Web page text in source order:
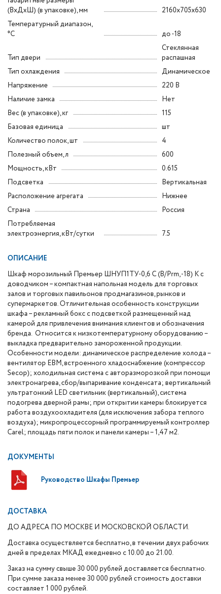
(ВxДxШ) (в упаковке), мм
2160x705x630
Температурный диапазон,
°C
до -18
Тип двери
Стеклянная
распашная
Тип охлаждения
Динамическое
Напряжение
220 В
Наличие замка
Нет
Вес (в упаковке), кг
115
Базовая единица
шт
Количество полок, шт
4
Полезный объем, л
600
Мощность, кВт
0.615
Подсветка
Вертикальная
Расположение агрегата
Нижнее
Страна
Россия
Потребляемая
электроэнергия, кВт/сутки
7.5
ОПИСАНИЕ
Шкаф морозильный Премьер ШНУП1ТУ-0,6 С (В/Prm, -18) К с
доводчиком – компактная напольная модель для торговых
залов и торговых павильонов продмагазинов, рынков и
супермаркетов. Отличительная особенность конструкции
шкафа – рекламный бокс с подсветкой размещенный над
камерой для привлечения внимания клиентов и обозначения
бренда. Относится к низкотемпературному оборудованию –
выкладка предварительно замороженной продукции.
Особенности модели: динамическое распределение холода –
вентилятор ЕВМ, встроенного хладоснабжение (компрессор
Secop); холодильная система с авторазморозкой при помощи
электронагрева, сбор/выпаривание конденсата; вертикальный
ультратонкий LED светильник (вертикальный), система
подогрева дверной рамы; при открытии камеры блокируется
работа воздухоохладителя (для исключения забора теплого
воздуха); микропроцессорный программируемый контроллер
Carel; площадь пяти полок и панели камеры – 1,47 м2.
ДОКУМЕНТЫ
Руководство Шкафы Премьер
ДОСТАВКА
ДО АДРЕСА ПО МОСКВЕ И МОСКОВСКОЙ ОБЛАСТИ.
Доставка осуществляется бесплатно, в течении двух рабочих
дней в пределах МКАД ежедневно с 10.00 до 21.00.
Заказ на сумму свыше 30 000 рублей доставляется бесплатно.
При сумме заказа менее 30 000 рублей стоимость доставки
составляет 1 000 рублей.